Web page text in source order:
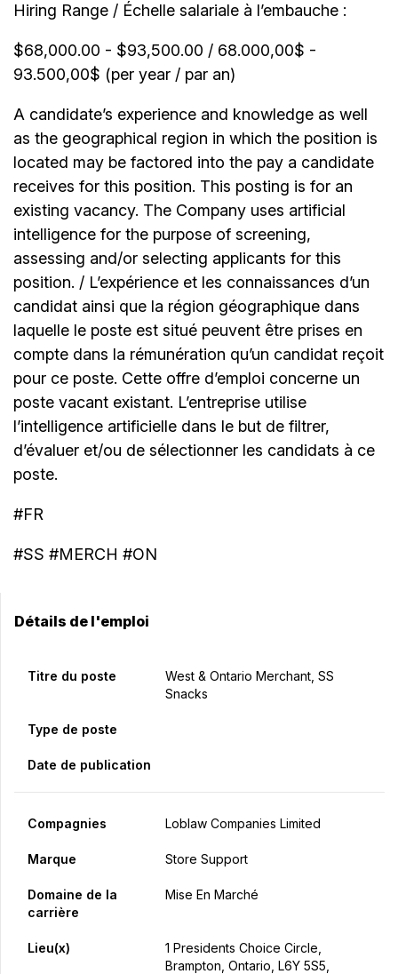
Hiring Range / Échelle salariale à l’embauche :
$68,000.00 - $93,500.00 / 68.000,00$ -
93.500,00$ (per year / par an)
A candidate’s experience and knowledge as well
as the geographical region in which the position is
located may be factored into the pay a candidate
receives for this position. This posting is for an
existing vacancy. The Company uses artificial
intelligence for the purpose of screening,
assessing and/or selecting applicants for this
position. / L’expérience et les connaissances d’un
candidat ainsi que la région géographique dans
laquelle le poste est situé peuvent être prises en
compte dans la rémunération qu’un candidat reçoit
pour ce poste. Cette offre d’emploi concerne un
poste vacant existant. L’entreprise utilise
l’intelligence artificielle dans le but de filtrer,
d’évaluer et/ou de sélectionner les candidats à ce
poste.
#FR
#SS #MERCH #ON
Détails de l'emploi
Titre du poste
West & Ontario Merchant, SS
Snacks
Type de poste
Date de publication
Compagnies Loblaw Companies Limited
Marque Store Support
Domaine de la
carrière
Mise En Marché
Lieu(x)
1 Presidents Choice Circle,
Brampton, Ontario, L6Y 5S5,